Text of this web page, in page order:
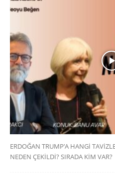
ERDOĞAN TRUMP’A HANGİ
NEDEN ÇEKİLDİ? SIRADA KİM VAR?